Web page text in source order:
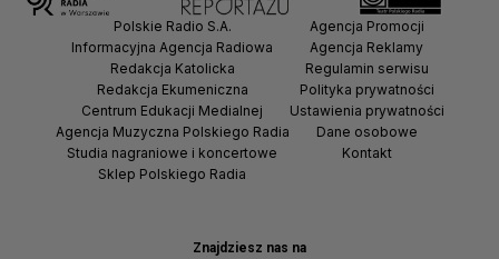
Znajdziesz nas na
Polskie Radio S.A.
Informacyjna Agencja Radiowa
Redakcja Katolicka
Redakcja Ekumeniczna
Centrum Edukacji Medialnej
Agencja Muzyczna Polskiego Radia
Studia nagraniowe i koncertowe
Sklep Polskiego Radia
Agencja Promocji
Agencja Reklamy
Regulamin serwisu
Polityka prywatności
Ustawienia prywatności
Dane osobowe
Kontakt